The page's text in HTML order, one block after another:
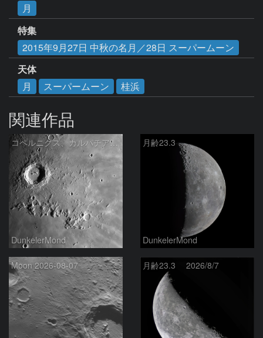
月
特集
2015年9月27日 中秋の名月／28日 スーパームーン
天体
月
スーパームーン 桂浜
関連作品
コペルニクス、カルパチア山脈付近
DunkelerMond
月齢23.3
DunkelerMond
Moon 2026-08-07 月齢23.3 2026/8/7